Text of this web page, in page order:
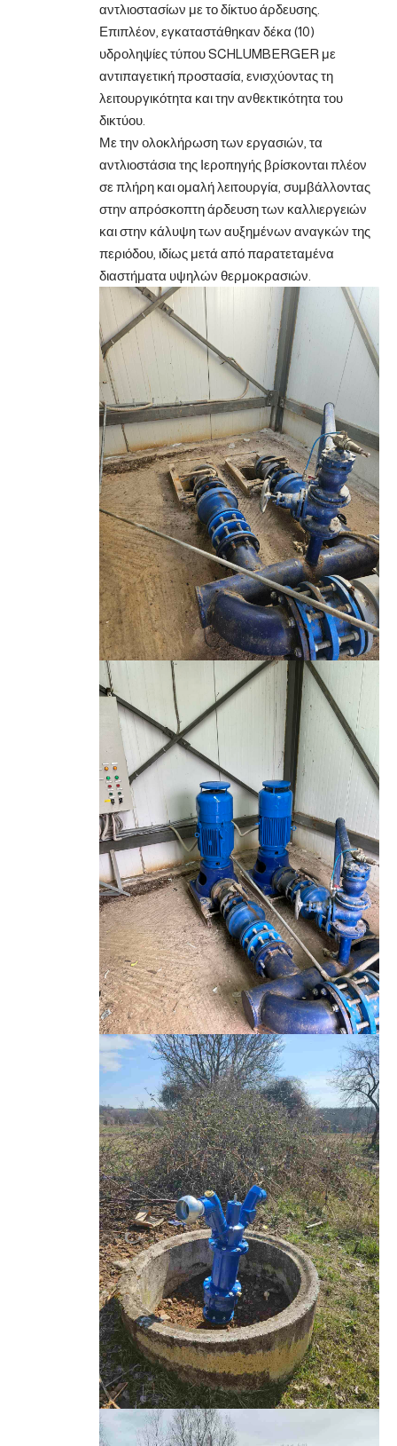
αντλιοστασίων με το δίκτυο άρδευσης.
Επιπλέον, εγκαταστάθηκαν δέκα (10)
υδροληψίες τύπου SCHLUMBERGER με
αντιπαγετική προστασία, ενισχύοντας τη
λειτουργικότητα και την ανθεκτικότητα του
δικτύου.
Με την ολοκλήρωση των εργασιών, τα
αντλιοστάσια της Ιεροπηγής βρίσκονται πλέον
σε πλήρη και ομαλή λειτουργία, συμβάλλοντας
στην απρόσκοπτη άρδευση των καλλιεργειών
και στην κάλυψη των αυξημένων αναγκών της
περιόδου, ιδίως μετά από παρατεταμένα
διαστήματα υψηλών θερμοκρασιών.